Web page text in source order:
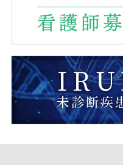
前立腺センター
再生医療センター
放射線治療センター
血液浄化センター